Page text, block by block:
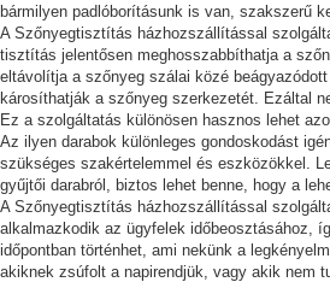
bármilyen padlóborításunk is van, szakszerű
A Szőnyegtisztítás házhozszállítással
tisztítás jelentősen meghosszabbíthatja a
eltávolítja a szőnyeg szálai közé
károsíthatják a szőnyeg szerkezetét. Ezáltal
Ez a szolgáltatás különösen hasznos lehet
Az ilyen darabok különleges gondoskodást
szükséges szakértelemmel és eszközökkel.
gyűjtői darabról, biztos lehet benne, hogy a
A Szőnyegtisztítás házhozszállítással
alkalmazkodik az ügyfelek időbeosztásához,
időpontban történhet, ami nekünk a
akiknek zsúfolt a napirendjük, vagy akik nem